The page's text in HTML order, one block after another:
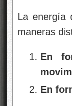
La energía
maneras
En
En